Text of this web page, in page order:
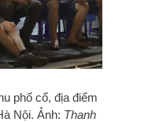
phố cổ, địa điểm
Nội. Ảnh: Thanh